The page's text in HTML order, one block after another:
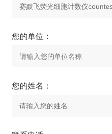
您的单位：
您的姓名：